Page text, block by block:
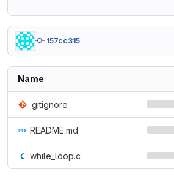
157cc315
Name
.gitignore
README.md
while_loop.c